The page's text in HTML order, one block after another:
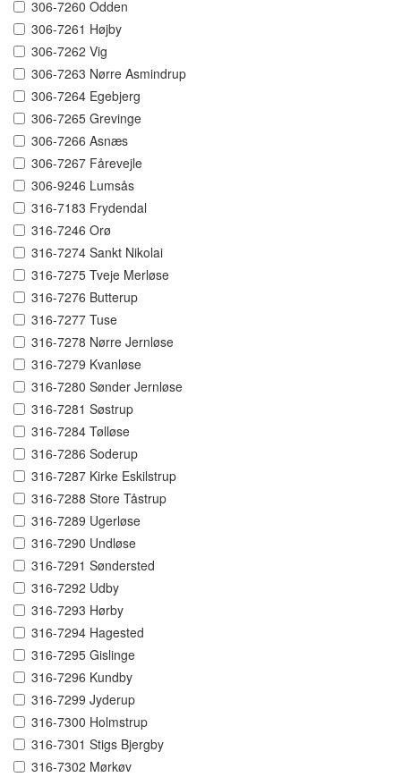
306-7260 Odden
306-7261 Højby
306-7262 Vig
306-7263 Nørre Asmindrup
306-7264 Egebjerg
306-7265 Grevinge
306-7266 Asnæs
306-7267 Fårevejle
306-9246 Lumsås
316-7183 Frydendal
316-7246 Orø
316-7274 Sankt Nikolai
316-7275 Tveje Merløse
316-7276 Butterup
316-7277 Tuse
316-7278 Nørre Jernløse
316-7279 Kvanløse
316-7280 Sønder Jernløse
316-7281 Søstrup
316-7284 Tølløse
316-7286 Soderup
316-7287 Kirke Eskilstrup
316-7288 Store Tåstrup
316-7289 Ugerløse
316-7290 Undløse
316-7291 Søndersted
316-7292 Udby
316-7293 Hørby
316-7294 Hagested
316-7295 Gislinge
316-7296 Kundby
316-7299 Jyderup
316-7300 Holmstrup
316-7301 Stigs Bjergby
316-7302 Mørkøv